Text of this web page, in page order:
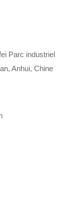
Parc industriel
Anhui, Chine